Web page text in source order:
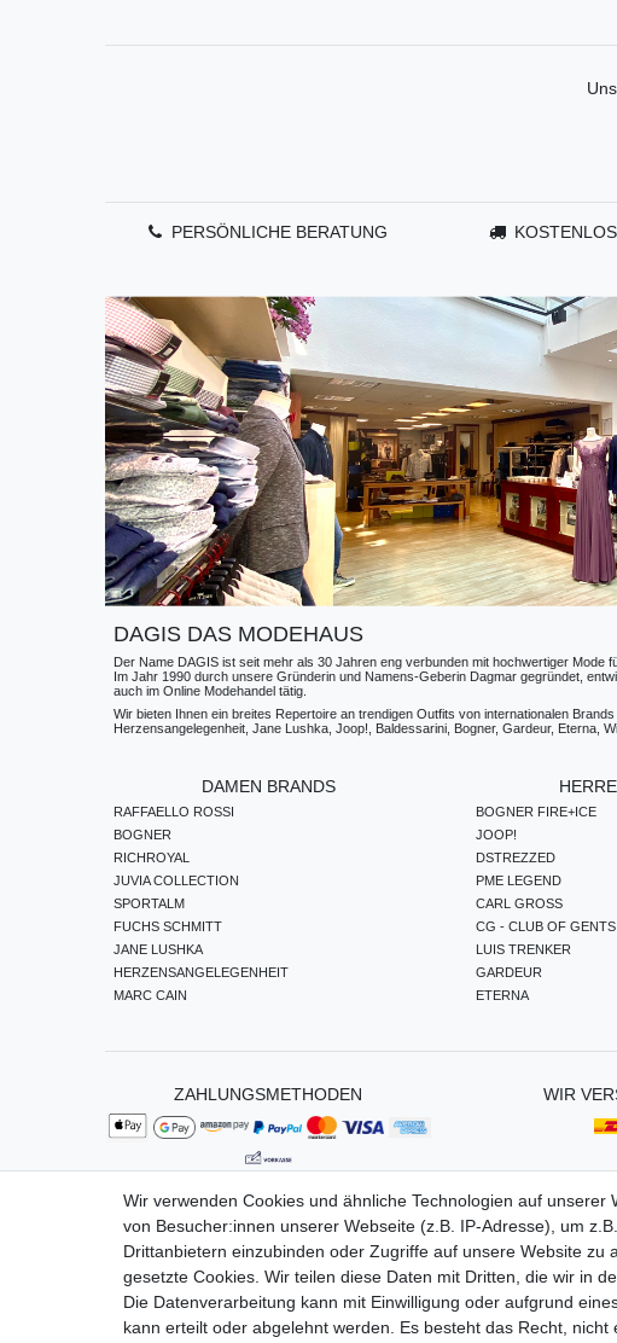
PERSÖNLICHE BERATUNG
DAGIS DAS MODEHAUS
Der Name DAGIS ist seit mehr als 30 Jahren eng verbunden mit hochwertiger Mode
Im Jahr 1990 durch unsere Gründerin und Namens-Geberin Dagmar gegründet,
auch im Online Modehandel tätig.
Wir bieten Ihnen ein breites Repertoire an trendigen Outfits von internationalen
Herzensangelegenheit, Jane Lushka, Joop!, Baldessarini, Bogner, Gardeur, Eterna,
DAMEN BRANDS
RAFFAELLO ROSSI
BOGNER
RICHROYAL
JUVIA COLLECTION
SPORTALM
FUCHS SCHMITT
JANE LUSHKA
HERZENSANGELEGENHEIT
MARC CAIN
BOGNER FIRE+ICE
JOOP!
DSTREZZED
PME LEGEND
CARL GROSS
CG - CLUB OF GENTS
LUIS TRENKER
GARDEUR
ETERNA
ZAHLUNGSMETHODEN WIR
Impressum
Wir verwenden Cookies und ähnliche Technologien auf
von Besucher:innen unserer Webseite (z.B. IP-Adresse), um
Drittanbietern einzubinden oder Zugriffe auf unsere Website
gesetzte Cookies. Wir teilen diese Daten mit Dritten, die wir in
Die Datenverarbeitung kann mit Einwilligung oder aufgrund
kann erteilt oder abgelehnt werden. Es besteht das Recht,